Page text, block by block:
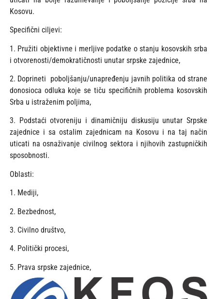
Kosovu.
Specifični ciljevi:
1. Pružiti objektivne i merljive podatke o stanju kosovskih srba
i otvorenosti/demokratičnosti unutar srpske zajednice,
2. Doprineti poboljšanju/unapređenju javnih politika od strane
donosioca odluka koje se tiču specifičnih problema kosovskih
Srba u istraženim poljima,
3. Podstaći otvoreniju i dinamičniju diskusiju unutar Srpske
zajednice i sa ostalim zajednicam na Kosovu i na taj način
uticati na osnaživanje civilnog sektora i njihovih zastupničkih
sposobnosti.
Oblasti:
1. Mediji,
2. Bezbednost,
3. Civilno društvo,
4. Politički procesi,
5. Prava srpske zajednice,
6. (Ne)zavisnost i (ne)odgovornost institucija,